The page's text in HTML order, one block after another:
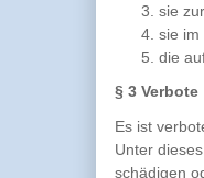
sie
sie im
die
§ 3 Verbote
Es ist
Unter
schädigen